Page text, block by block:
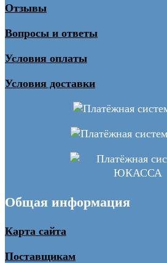
Отзывы
Вопросы и ответы
Условия оплаты
Условия доставки
Общая информация
Карта сайта
Поставщикам